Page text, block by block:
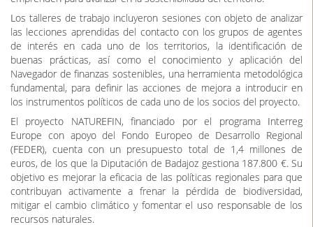
Los talleres de trabajo incluyeron sesiones con objeto de analizar
las lecciones aprendidas del contacto con los grupos de agentes
de interés en cada uno de los territorios, la identificación de
buenas prácticas, así como el conocimiento y aplicación del
Navegador de finanzas sostenibles, una herramienta metodológica
fundamental, para definir las acciones de mejora a introducir en
los instrumentos políticos de cada uno de los socios del proyecto.
El proyecto NATUREFIN, financiado por el programa Interreg
Europe con apoyo del Fondo Europeo de Desarrollo Regional
(FEDER), cuenta con un presupuesto total de 1,4 millones de
euros, de los que la Diputación de Badajoz gestiona 187.800 €. Su
objetivo es mejorar la eficacia de las políticas regionales para que
contribuyan activamente a frenar la pérdida de biodiversidad,
mitigar el cambio climático y fomentar el uso responsable de los
recursos naturales.